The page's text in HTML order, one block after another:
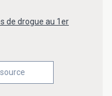
de drogue au 1er